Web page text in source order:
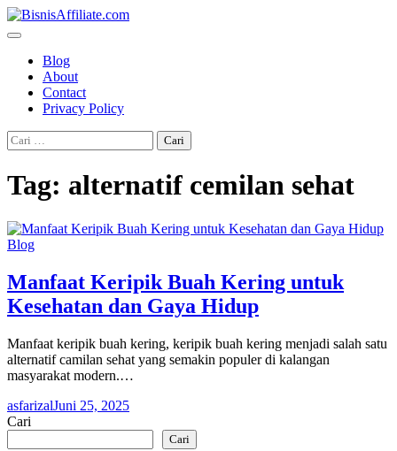
Skip
to
Blog
About
Contact
Privacy Policy
Cari
untuk:
Tag: alternatif cemilan sehat
Blog
Manfaat Keripik Buah Kering untuk
Kesehatan dan Gaya Hidup
Manfaat keripik buah kering, keripik buah kering menjadi salah satu
alternatif camilan sehat yang semakin populer di kalangan
masyarakat modern.…
asfarizalJuni 25, 2025
Cari
Cari